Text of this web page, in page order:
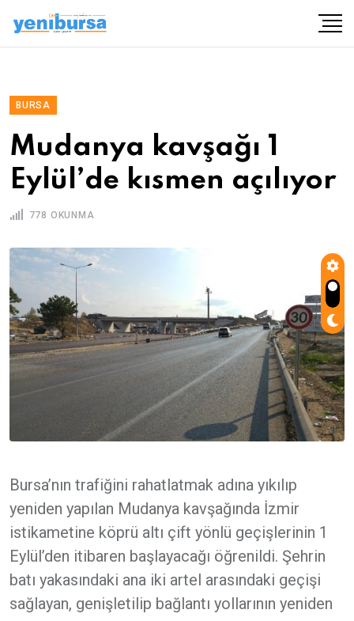
BURSA
Mudanya kavşağı 1
Eylül’de kısmen açılıyor
778 OKUNMA
Bursa’nın trafiğini rahatlatmak adına yıkılıp
yeniden yapılan Mudanya kavşağında İzmir
istikametine köprü altı çift yönlü geçişlerinin 1
Eylül’den itibaren başlayacağı öğrenildi. Şehrin
batı yakasındaki ana iki artel arasındaki geçişi
sağlayan, genişletilip bağlantı yollarının yeniden